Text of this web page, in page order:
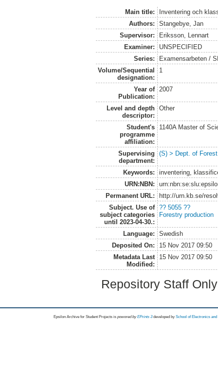
Main title:
Inventering och
Authors:
Stangebye, Jan
Supervisor:
Eriksson, Lennart
Examiner:
UNSPECIFIED
Series:
Examensarbeten /
Volume/Sequential
designation:
1
Year of
Publication:
2007
Level and depth
descriptor:
Other
Student's
programme
affiliation:
1140A Master of
Supervising
department:
(S) > Dept. of
Keywords:
inventering,
URN:NBN:
Permanent URL:
http://urn.kb.se/
Subject. Use of
subject categories
until 2023-04-30.:
?? 5055 ??
Forestry production
Language:
Swedish
Deposited On:
15 Nov 2017 09:50
Metadata Last
Modified:
15 Nov 2017 09:50
Repository Staff
Epsilon Archive for Student Projects is powored byEPrints 3 developed by School of Electronics